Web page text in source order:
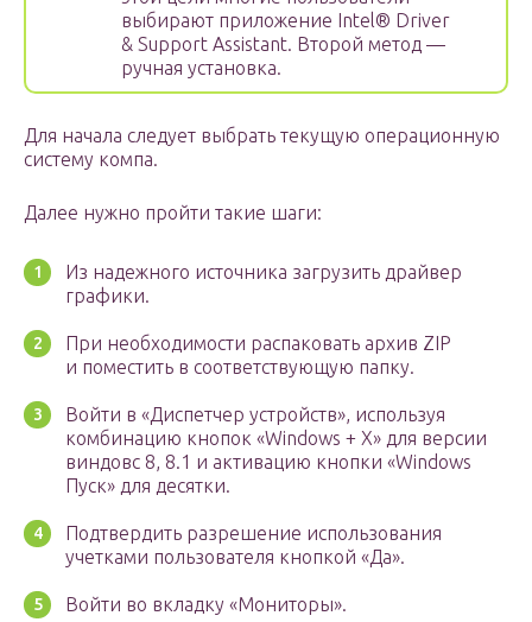
выбирают приложение Intel® Driver
& Support Assistant. Второй метод —
ручная установка.
Для начала следует выбрать текущую операционную
систему компа.
Далее нужно пройти такие шаги:
Из надежного источника загрузить драйвер
графики.
При необходимости распаковать архив ZIP
и поместить в соответствующую папку.
Войти в «Диспетчер устройств», используя
комбинацию кнопок «Windows + X» для версии
виндовс 8, 8.1 и активацию кнопки «Windows
Пуск» для десятки.
Подтвердить разрешение использования
учетками пользователя кнопкой «Да».
Войти во вкладку «Мониторы».